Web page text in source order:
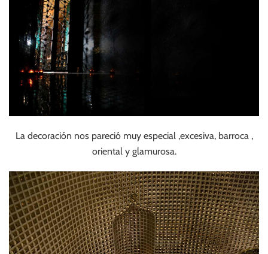
La decoración nos pareció muy especial ,excesiva, barroca ,
oriental y glamurosa.